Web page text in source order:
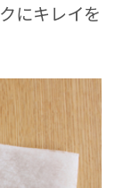
にキレイを